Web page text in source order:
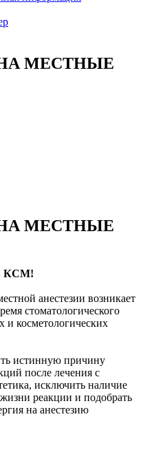
МЕСТНЫЕ
МЕСТНЫЕ
КСМ!
анестезии возникает
стоматологического
и косметологических
истинную причину
после лечения с
исключить наличие
реакции и подобрать
на анестезию